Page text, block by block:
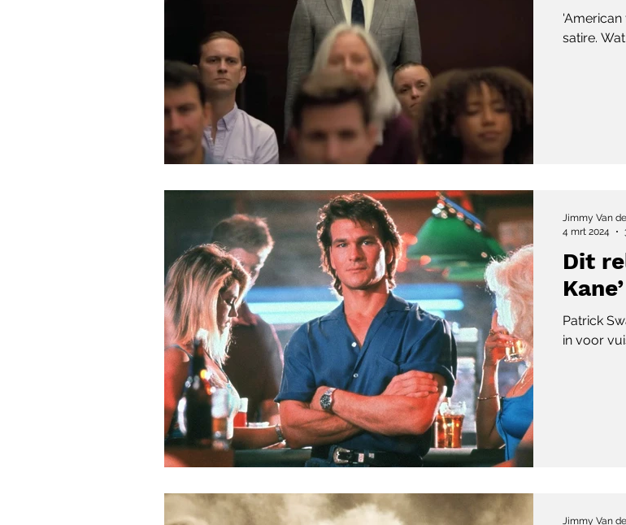
satire.
Dit
Patrick
in voor
Jimmy Van
4 mrt 2024
Jimmy Van